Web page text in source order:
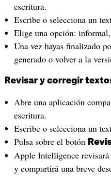
escritura.
Escribe o selecciona un
Elige una opción:
Una vez hayas finalizado
generado o volver a la
Revisar y corregir
Abre una aplicación
escritura.
Escribe o selecciona un
Pulsa sobre el botón
Apple Intelligence
y compartirá una breve